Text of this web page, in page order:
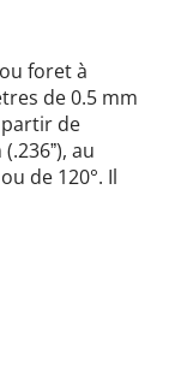
foret à
de 0.5 mm
partir de
au
de 120°. Il